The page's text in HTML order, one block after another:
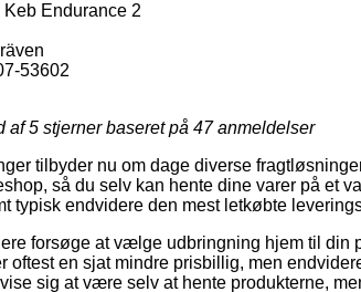
Keb Endurance 2
53602
af 5 stjerner baseret på 47anmeldelser
tilbyder nu om dage diverse
så du selv kan hente dine varer på et
typisk endvidere den mest letkøbte
forsøge at vælge udbringning hjem til din
oftest en sjat mindre prisbillig, men
sig at være selv at hente produkterne,